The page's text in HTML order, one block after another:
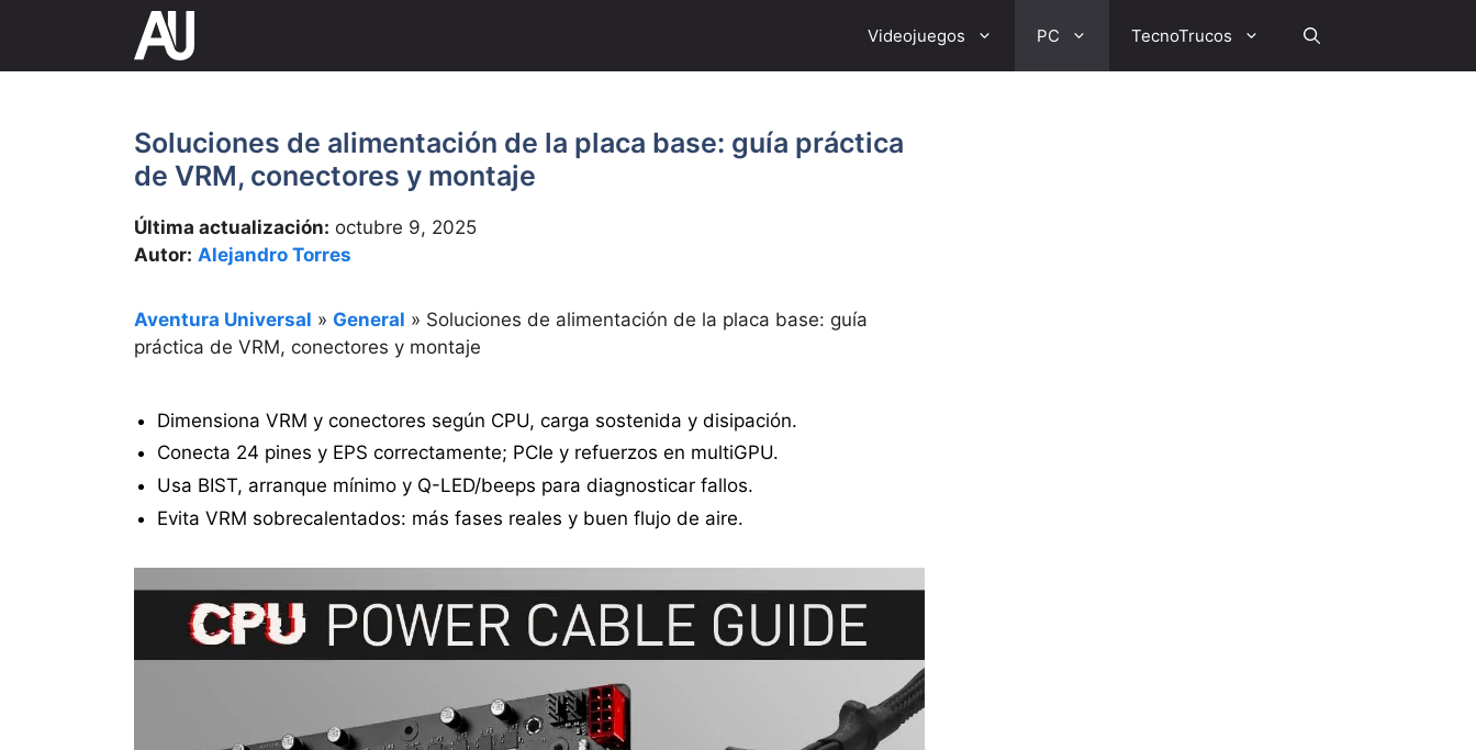
contenido
Videojuegos PC TecnoTrucos
Soluciones de alimentación de la placa base: guía práctica
de VRM, conectores y montaje
Última actualización: octubre 9, 2025
Autor: Alejandro Torres
Aventura Universal » General » Soluciones de alimentación de la placa base: guía
práctica de VRM, conectores y montaje
Dimensiona VRM y conectores según CPU, carga sostenida y disipación.
Conecta 24 pines y EPS correctamente; PCIe y refuerzos en multiGPU.
Usa BIST, arranque mínimo y Q-LED/beeps para diagnosticar fallos.
Evita VRM sobrecalentados: más fases reales y buen flujo de aire.